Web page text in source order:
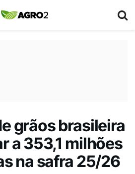
grãos brasileira
a 353,1 milhões
na safra 25/26